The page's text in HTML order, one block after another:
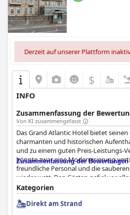
Derzeit auf unserer Plattform
$
INFO
Zusammenfassung der
Von KI zusammengefasst
Das Grand Atlantic Hotel bietet seinen
charmanten und historischen
und zu einem guten Preis-Leistungs-
könnte zwar eine Modernisierung
freundliche Personal und die
wieder wett. Den Gästen gefiel vor
fanden ihn sehenswert. Obwohl einige
das Abendangebot als früh endend
dennoch eine gute Wahl für einen
Zusammenfassung der
Kategorien
Direkt am Strand